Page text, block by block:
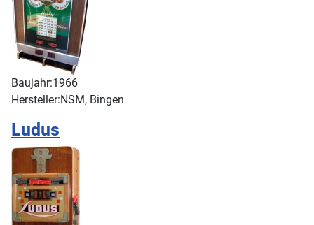
Baujahr:1966
Hersteller:NSM, Bingen
Ludus